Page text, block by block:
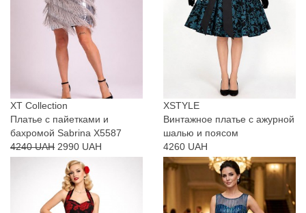
XT Collection
Платье с пайетками и
бахромой Sabrina X5587
4240 UAH 2990 UAH
XSTYLE
Винтажное платье с ажурной
шалью и поясом
4260 UAH